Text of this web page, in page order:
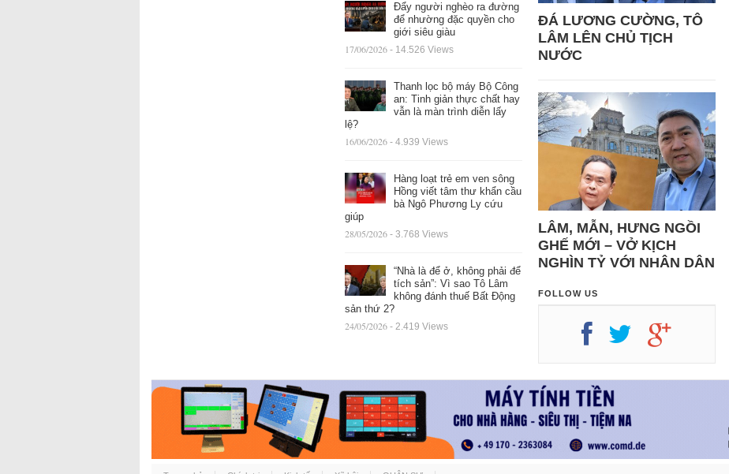
Đẩy người nghèo ra đường
để nhường đặc quyền cho
giới siêu giàu
17/06/2026 - 14.526 Views
Thanh lọc bộ máy Bộ Công
an: Tinh giản thực chất hay
vẫn là màn trình diễn lấy
lệ?
16/06/2026 - 4.939 Views
Hàng loạt trẻ em ven sông
Hồng viết tâm thư khẩn cầu
bà Ngô Phương Ly cứu
giúp
28/05/2026 - 3.768 Views
“Nhà là để ở, không phải để
tích sản”: Vì sao Tô Lâm
không đánh thuế Bất Động
sản thứ 2?
24/05/2026 - 2.419 Views
ĐÁ LƯƠNG CƯỜNG, TÔ
LÂM LÊN CHỦ TỊCH
NƯỚC
LÂM, MẪN, HƯNG NGỒI
GHẾ MỚI – VỞ KỊCH
NGHÌN TỶ VỚI NHÂN DÂN
FOLLOW US